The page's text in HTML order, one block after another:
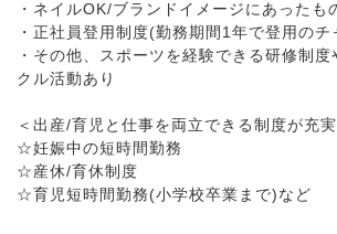
・ネイルOK/ブランドイメージにあったも
・正社員登用制度(勤務期間1年で登用のチ
・その他、スポーツを経験できる研修制
クル活動あり
＜出産/育児と仕事を両立できる制度が充実
☆妊娠中の短時間勤務
☆産休/育休制度
☆育児短時間勤務(小学校卒業まで)など